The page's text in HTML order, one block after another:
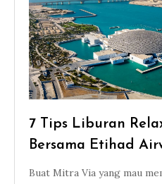
7 Tips Liburan
Bersama Etihad
Buat Mitra Via yang mau